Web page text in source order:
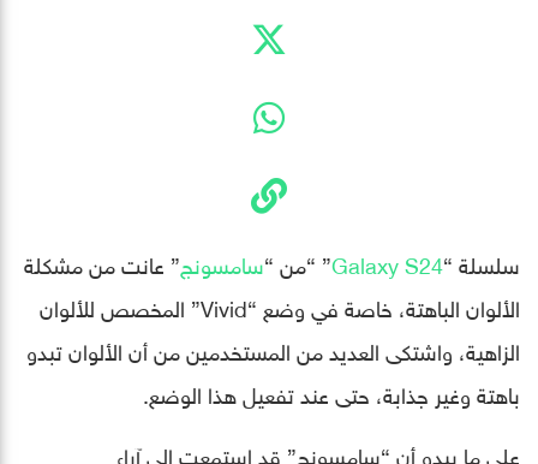
سلسلة “Galaxy S24” “من “سامسونج” عانت من مشكلة
الألوان الباهتة، خاصة في وضع “Vivid” المخصص للألوان
الزاهية، واشتكى العديد من المستخدمين من أن الألوان تبدو
باهتة وغير جذابة، حتى عند تفعيل هذا الوضع.
على ما يبدو أن “سامسونج” قد استمعت إلى آراء